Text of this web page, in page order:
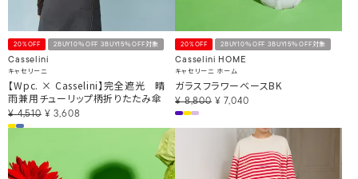
20%OFF 2BUY10％OFF 3BUY15％OFF対象
Casselini
キャセリーニ
【Wpc. × Casselini】完全遮光 晴
雨兼用チューリップ柄折りたたみ傘
¥ 4,510 ¥ 3,608
20%OFF 2BUY10％OFF 3BUY15％OFF対象
Casselini HOME
キャセリーニ ホーム
ガラスフラワーベースBK
¥ 8,800 ¥ 7,040